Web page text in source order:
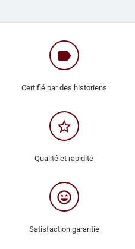
label
Certifié par des historiens
star_border
Qualité et rapidité
sentiment_very_satisfied
Satisfaction garantie